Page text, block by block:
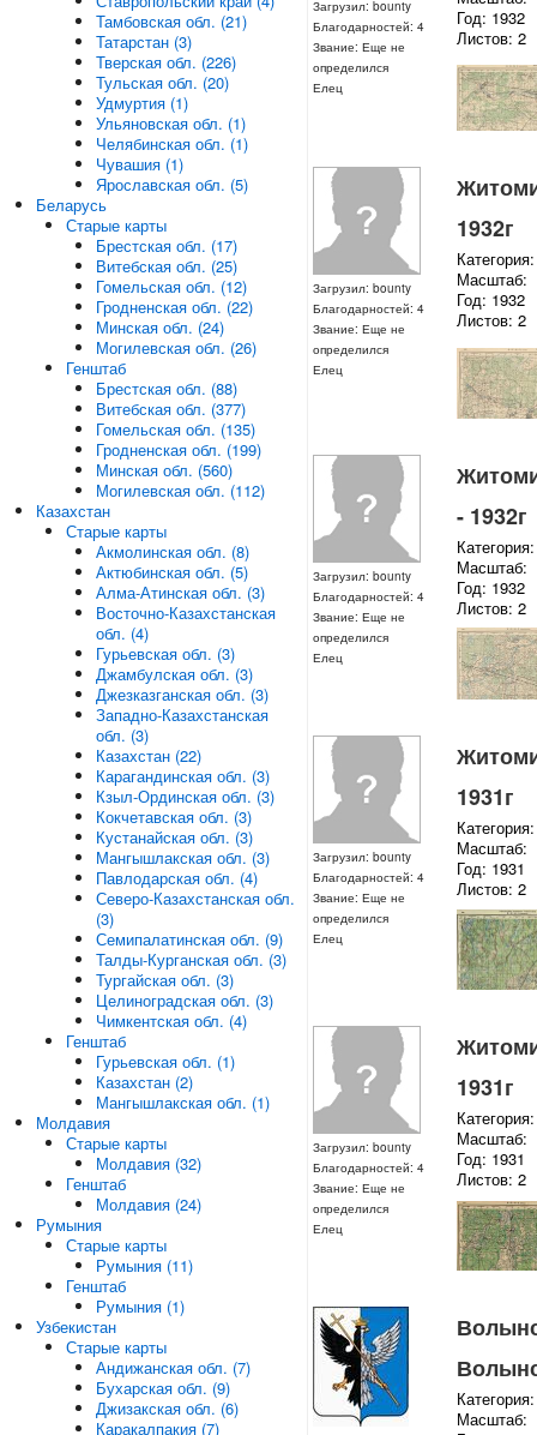
Загрузил: bounty
Благодарностей: 4
Звание: Еще не
определился
Елец
Год: 1932
Листов: 2
Загрузил: bounty
Благодарностей: 4
Звание: Еще не
определился
Елец
1932г
Масштаб:
Год: 1932
Листов: 2
Загрузил: bounty
Благодарностей: 4
Звание: Еще не
определился
Елец
- 1932г
Масштаб:
Год: 1932
Листов: 2
Загрузил: bounty
Благодарностей: 4
Звание: Еще не
определился
Елец
1931г
Масштаб:
Год: 1931
Листов: 2
Загрузил: bounty
Благодарностей: 4
Звание: Еще не
определился
Елец
1931г
Масштаб:
Год: 1931
Листов: 2
Масштаб:
Тамбовская обл. (21)
Татарстан (3)
Тверская обл. (226)
Тульская обл. (20)
Удмуртия (1)
Ульяновская обл. (1)
Челябинская обл. (1)
Чувашия (1)
Ярославская обл. (5)
Беларусь
Старые карты
Брестская обл. (17)
Витебская обл. (25)
Гомельская обл. (12)
Гродненская обл. (22)
Минская обл. (24)
Могилевская обл. (26)
Генштаб
Брестская обл. (88)
Витебская обл. (377)
Гомельская обл. (135)
Гродненская обл. (199)
Минская обл. (560)
Могилевская обл. (112)
Казахстан
Старые карты
Акмолинская обл. (8)
Актюбинская обл. (5)
Алма-Атинская обл. (3)
Восточно-Казахстанская
обл. (4)
Гурьевская обл. (3)
Джамбулская обл. (3)
Джезказганская обл. (3)
Западно-Казахстанская
обл. (3)
Казахстан (22)
Карагандинская обл. (3)
Кзыл-Ординская обл. (3)
Кокчетавская обл. (3)
Кустанайская обл. (3)
Мангышлакская обл. (3)
Павлодарская обл. (4)
Северо-Казахстанская обл.
(3)
Семипалатинская обл. (9)
Талды-Курганская обл. (3)
Тургайская обл. (3)
Целиноградская обл. (3)
Чимкентская обл. (4)
Генштаб
Гурьевская обл. (1)
Казахстан (2)
Мангышлакская обл. (1)
Молдавия
Старые карты
Молдавия (32)
Генштаб
Молдавия (24)
Румыния
Старые карты
Румыния (11)
Генштаб
Румыния (1)
Узбекистан
Старые карты
Андижанская обл. (7)
Бухарская обл. (9)
Джизакская обл. (6)
Каракалпакия (7)